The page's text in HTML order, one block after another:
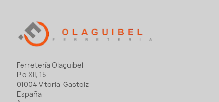
Ferretería Olaguibel
Pio XII, 15
01004 Vitoria-Gasteiz
España